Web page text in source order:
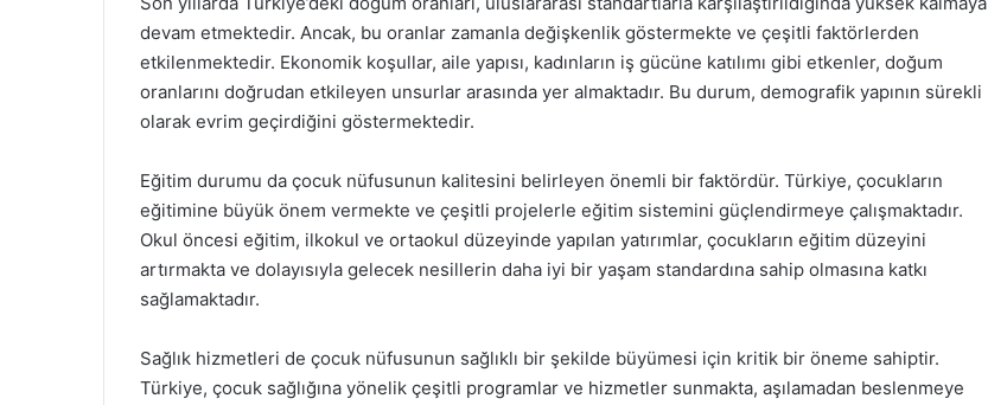
devam etmektedir. Ancak, bu oranlar zamanla değişkenlik göstermekte ve çeşitli faktörlerden
etkilenmektedir. Ekonomik koşullar, aile yapısı, kadınların iş gücüne katılımı gibi etkenler, doğum
oranlarını doğrudan etkileyen unsurlar arasında yer almaktadır. Bu durum, demografik yapının sürekli
olarak evrim geçirdiğini göstermektedir.
Eğitim durumu da çocuk nüfusunun kalitesini belirleyen önemli bir faktördür. Türkiye, çocukların
eğitimine büyük önem vermekte ve çeşitli projelerle eğitim sistemini güçlendirmeye çalışmaktadır.
Okul öncesi eğitim, ilkokul ve ortaokul düzeyinde yapılan yatırımlar, çocukların eğitim düzeyini
artırmakta ve dolayısıyla gelecek nesillerin daha iyi bir yaşam standardına sahip olmasına katkı
sağlamaktadır.
Sağlık hizmetleri de çocuk nüfusunun sağlıklı bir şekilde büyümesi için kritik bir öneme sahiptir.
Türkiye, çocuk sağlığına yönelik çeşitli programlar ve hizmetler sunmakta, aşılamadan beslenmeye